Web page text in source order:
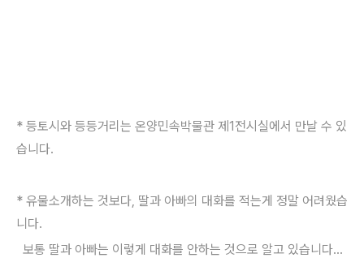
* 등토시와 등등거리는 온양민속박물관 제1전시실에서 만날 수 있
습니다.
* 유물소개하는 것보다, 딸과 아빠의 대화를 적는게 정말 어려웠습
니다.
보통 딸과 아빠는 이렇게 대화를 안하는 것으로 알고 있습니다...